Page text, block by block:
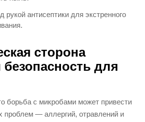
рукой антисептики для экстренного
сторона
для
борьба с микробами может привести
проблем — аллергий, отравлений и